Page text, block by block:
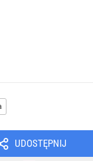
UDOSTĘPNIJ